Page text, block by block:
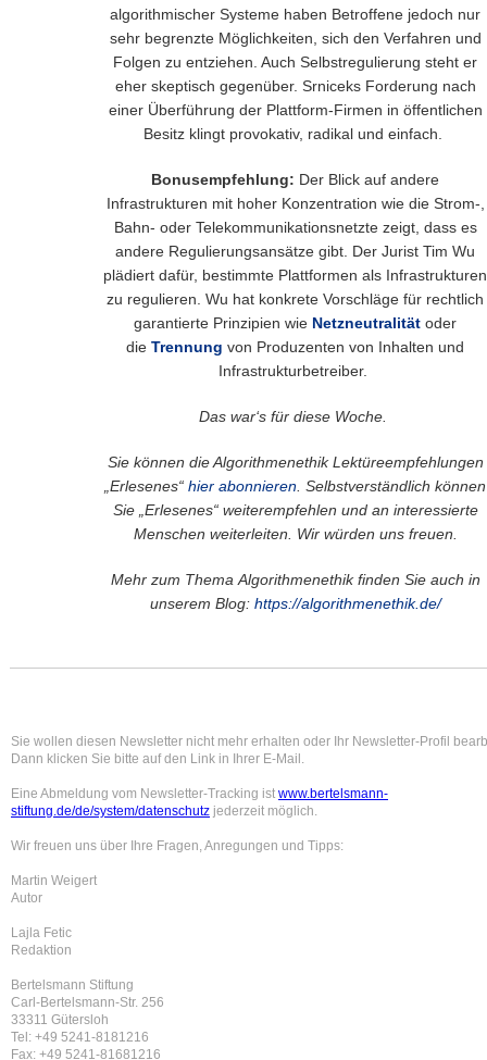
algorithmischer Systeme haben Betroffene jedoch nur
sehr begrenzte Möglichkeiten, sich den Verfahren und
Folgen zu entziehen. Auch Selbstregulierung steht er
eher skeptisch gegenüber. Srniceks Forderung nach
einer Überführung der Plattform-Firmen in öffentlichen
Besitz klingt provokativ, radikal und einfach.
Bonusempfehlung: Der Blick auf andere
Infrastrukturen mit hoher Konzentration wie die Strom-,
Bahn- oder Telekommunikationsnetzte zeigt, dass es
andere Regulierungsansätze gibt. Der Jurist Tim Wu
plädiert dafür, bestimmte Plattformen als Infrastrukturen
zu regulieren. Wu hat konkrete Vorschläge für rechtlich
garantierte Prinzipien wie Netzneutralität oder
die Trennung von Produzenten von Inhalten und
Infrastrukturbetreiber.
Das war‘s für diese Woche.
Sie können die Algorithmenethik Lektüreempfehlungen
„Erlesenes“ hier abonnieren . Selbstverständlich können
Sie „Erlesenes“ weiterempfehlen und an interessierte
Menschen weiterleiten. Wir würden uns freuen.
Mehr zum Thema Algorithmenethik finden Sie auch in
unserem Blog: https://algorithmenethik.de/
Sie wollen diesen Newsletter nicht mehr erhalten oder Ihr Newsletter-Profil
Dann klicken Sie bitte auf den Link in Ihrer E-Mail.
Eine Abmeldung vom Newsletter-Tracking ist www.bertelsmann-
stiftung.de/de/system/datenschutz jederzeit möglich.
Wir freuen uns über Ihre Fragen, Anregungen und Tipps:
Martin Weigert
Autor
Lajla Fetic
Redaktion
Bertelsmann Stiftung
Carl-Bertelsmann-Str. 256
33311 Gütersloh
Tel: +49 5241-8181216
Fax: +49 5241-81681216